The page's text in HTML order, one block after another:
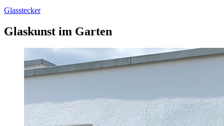
Glasstecker
Glaskunst im Garten